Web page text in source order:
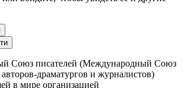
Союз писателей (Международный Союз
драматургов и журналистов)
в мире организацией